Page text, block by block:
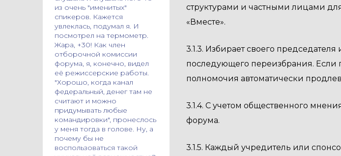
структурами и частными лицами
«Вместе».
3.1.3. Избирает своего
последующего переизбрания. Если
полномочия автоматически
3.1.4. С учетом общественного
форума.
3.1.5. Каждый учредитель или
из очень "именитых"
спикеров. Кажется
увлеклась, подумал я. И
посмотрел на термометр.
Жара, +30! Как член
отборочной комиссии
форума, я, конечно, видел
её режиссерские работы.
"Хорошо, когда канал
федеральный, денег там не
считают и можно
придумывать любые
командировки", пронеслось
у меня тогда в голове. Ну, а
почему бы не
воспользоваться такой